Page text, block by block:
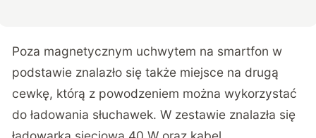
Poza magnetycznym uchwytem na smartfon w
podstawie znalazło się także miejsce na drugą
cewkę, którą z powodzeniem można wykorzystać
do ładowania słuchawek. W zestawie znalazła się